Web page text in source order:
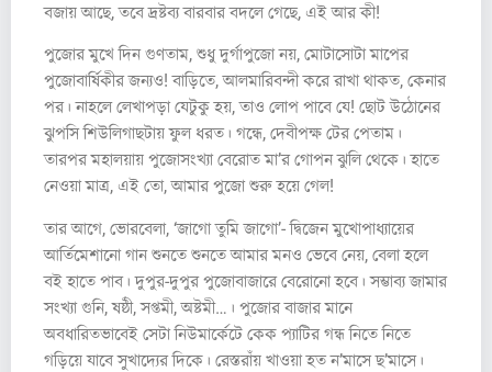
বজায় আছে, তবে দ্রষ্টব্য বারবার বদলে গেছে, এই আর কী!
পুজোর মুখে দিন গুণতাম, শুধু দুর্গাপুজো নয়, মোটাসোটা মাপের
পুজোবার্ষিকীর জন্যও! বাড়িতে, আলমারিবন্দী করে রাখা থাকত, কেনার
পর। নাহলে লেখাপড়া যেটুকু হয়, তাও লোপ পাবে যে! ছোট উঠোনের
ঝুপসি শিউলিগাছটায় ফুল ধরত। গন্ধে, দেবীপক্ষ টের পেতাম।
তারপর মহালয়ায় পুজোসংখ্যা বেরোত মা’র গোপন ঝুলি থেকে। হাতে
নেওয়া মাত্র, এই তো, আমার পুজো শুরু হয়ে গেল!
তার আগে, ভোরবেলা, ‘জাগো তুমি জাগো’- দ্বিজেন মুখোপাধ্যায়ের
আর্তিমেশানো গান শুনতে শুনতে আমার মনও ভেবে নেয়, বেলা হলে
বই হাতে পাব। দুপুর-দুপুর পুজোবাজারে বেরোনো হবে। সম্ভাব্য জামার
সংখ্যা গুনি, ষষ্ঠী, সপ্তমী, অষ্টমী…। পুজোর বাজার মানে
অবধারিতভাবেই সেটা নিউমার্কেটে কেক প্যাটির গন্ধ নিতে নিতে
গড়িয়ে যাবে সুখাদ্যের দিকে। রেস্তরাঁয় খাওয়া হত ন’মাসে ছ’মাসে।